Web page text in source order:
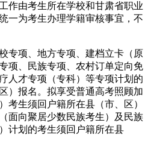
作由考生所在学校和甘肃省职业
一为考生办理学籍审核事宜，不
专项、地方专项、建档立卡（原
项、民族专项、农村订单定向免
人才专项（专科）等专项计划的
）报名。拟享受普通高考照顾加
考生须回户籍所在县（市、区）
面向聚居少数民族考生）及民族
计划的考生须回户籍所在县